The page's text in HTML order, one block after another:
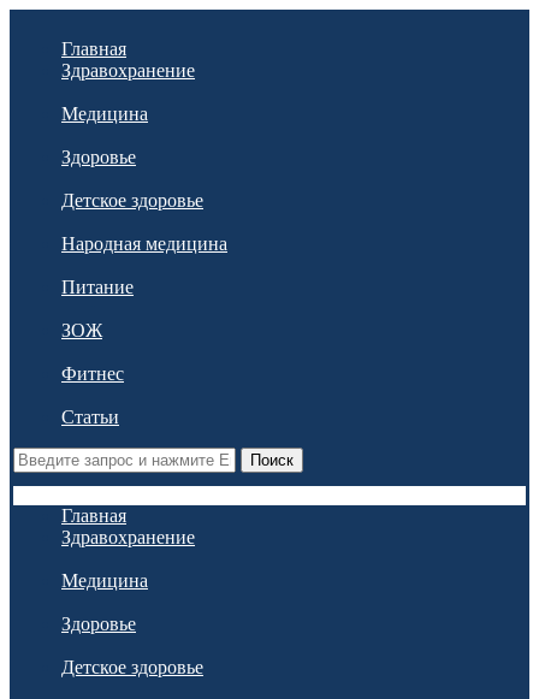
Главная
Здравохранение
Медицина
Здоровье
Детское здоровье
Народная медицина
Питание
ЗОЖ
Фитнес
Статьи
Поиск
Главная
Здравохранение
Медицина
Здоровье
Детское здоровье